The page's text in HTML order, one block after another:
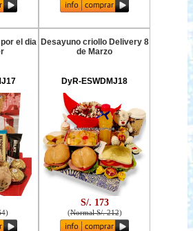
el dia
)
Desayuno criollo Delivery 8
de Marzo
DyR-ESWDMJ18
S/. 173
(Normal S/. 212)